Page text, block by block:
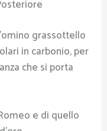
grassottello
in carbonio, per
che si porta
e di quello